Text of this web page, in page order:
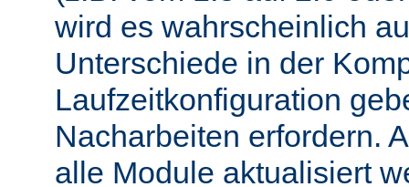
wird es wahrscheinlich
Unterschiede in der
Laufzeitkonfiguration
Nacharbeiten erfordern.
alle Module aktualisiert